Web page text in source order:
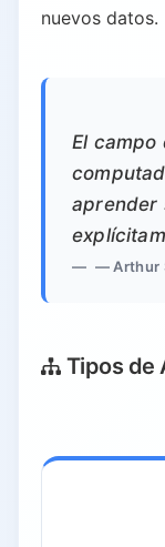
nuevos datos.
El campo
aprender
— Arthur
Tipos de